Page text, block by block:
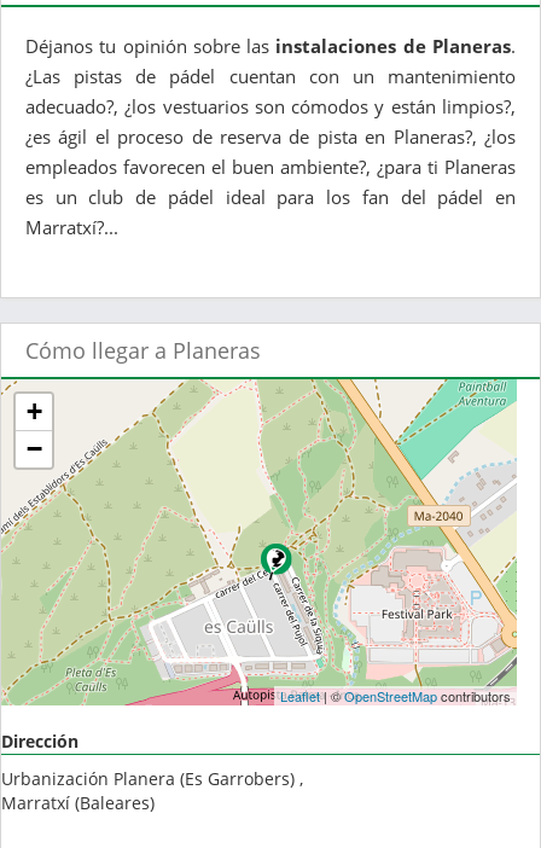
Déjanos tu opinión sobre las instalaciones de Planeras.
¿Las pistas de pádel cuentan con un mantenimiento
adecuado?, ¿los vestuarios son cómodos y están limpios?,
¿es ágil el proceso de reserva de pista en Planeras?, ¿los
empleados favorecen el buen ambiente?, ¿para ti Planeras
es un club de pádel ideal para los fan del pádel en
Marratxí?...
Cómo llegar a Planeras
+
−
Leaflet| ©OpenStreetMapcontributors
Dirección
Urbanización Planera (Es Garrobers) ,
Marratxí (Baleares)